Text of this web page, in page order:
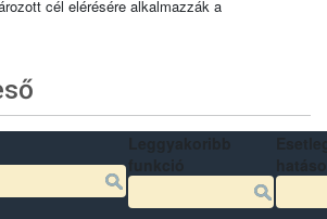
cél elérésére alkalmazzák a